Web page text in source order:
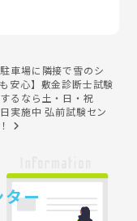
駐車場に隣接で雪のシ
安心】敷金診断士試験
るなら土・日・祝
実施中 弘前試験セン
ー